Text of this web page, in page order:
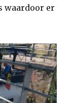
waardoor er